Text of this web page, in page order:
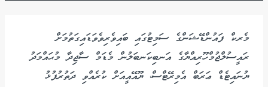
މެރކް ފައުންޑޭޝަންގެ ސަމިޓުގައި ބައިވެރިވެވަޑައިގަތުމަށް
ރައީސުލްޖުމްހޫރިއްޔާގެ އަނބިކަނބަލުން މެޑަމް ސާޖިދާ މުޙައްމަދު
ޔުނައިޓެޑް ޢަރަބް އެމިރޭޓްސް، ޔޫއޭއީއަށް ކުރެއްވި ދަތުރުފުޅު